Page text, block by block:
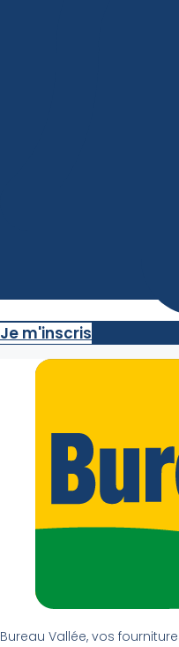
Je m'inscris
Bureau Vallée, vos